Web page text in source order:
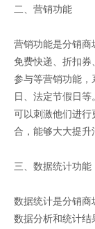
二、营销功能
营销功能是分销商
免费快递、折扣券
参与等营销功能，
日、法定节假日
可以刺激他们进行
合，能够大大提升
三、数据统计功能
数据统计是分销商
数据分析和统计结